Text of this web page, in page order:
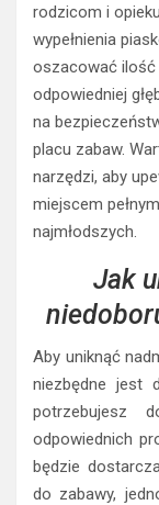
rodzicom i
wypełnienia
oszacować ilość
odpowiedniej
na
placu zabaw.
narzędzi, aby
miejscem
najmłodszych.
Jak
Aby uniknąć
niezbędne jest
potrzebujesz
odpowiednich
będzie
do zabawy,